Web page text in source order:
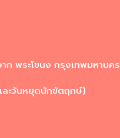
ก พระโขนง กรุงเทพมหานคร
ละวันหยุดนักขัตฤกษ์)